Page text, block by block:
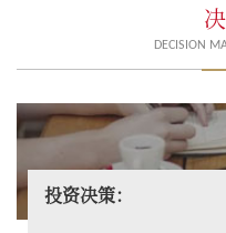
DECISION
投资决策：